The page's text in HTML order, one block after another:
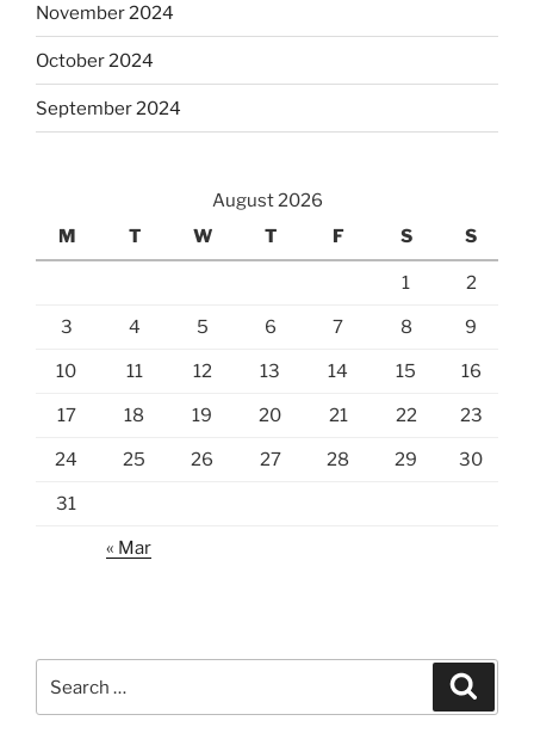
November 2024
October 2024
September 2024
August 2026
M
T W T F S S
1 2
3 4 5 6 7 8 9
10 11 12 13 14 15 16
17 18 19 20 21 22 23
24 25 26 27 28 29 30
31
« Mar
for: